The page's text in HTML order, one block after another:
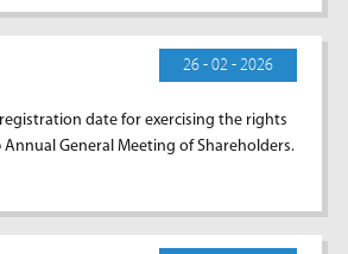
26 - 02 - 2026
date for exercising the rights
General Meeting of Shareholders.